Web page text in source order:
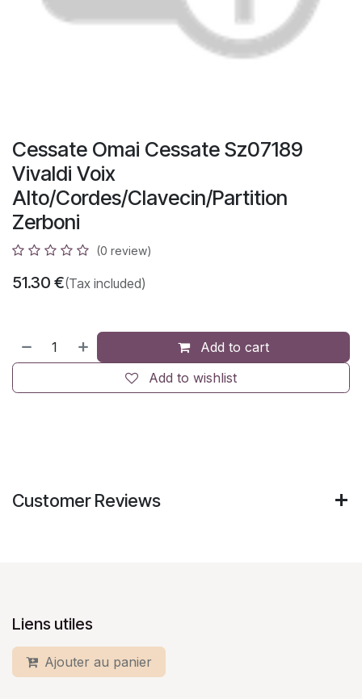
Cessate Omai Cessate Sz07189
Vivaldi Voix
Alto/Cordes/Clavecin/Partition
Zerboni
(0 review)
51.30 €(Tax included)
Add to cart
Add to wishlist
Customer Reviews
Liens utiles
Ajouter au panier